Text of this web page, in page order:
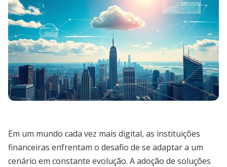
Em um mundo cada vez mais digital, as instituições
financeiras enfrentam o desafio de se adaptar a um
cenário em constante evolução. A adoção de soluções